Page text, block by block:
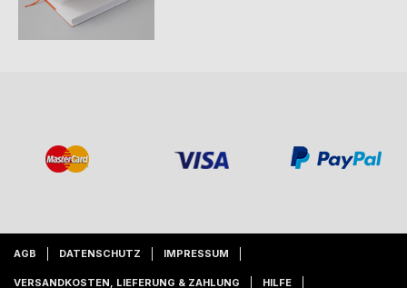
AGB DATENSCHUTZ IMPRESSUM
VERSANDKOSTEN, LIEFERUNG & ZAHLUNG HILFE